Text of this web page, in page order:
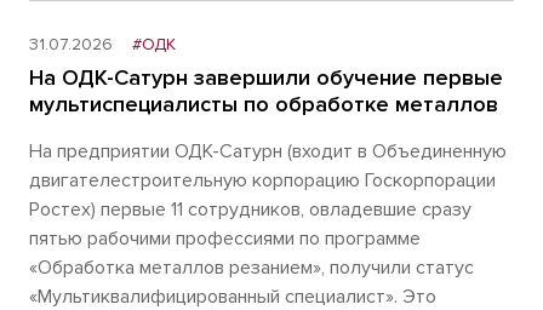
31.07.2026 #ОДК
На ОДК-Сатурн завершили обучение первые
мультиспециалисты по обработке металлов
На предприятии ОДК-Сатурн (входит в Объединенную
двигателестроительную корпорацию Госкорпорации
Ростех) первые 11 сотрудников, овладевшие сразу
пятью рабочими профессиями по программе
«Обработка металлов резанием», получили статус
«Мультиквалифицированный специалист». Это